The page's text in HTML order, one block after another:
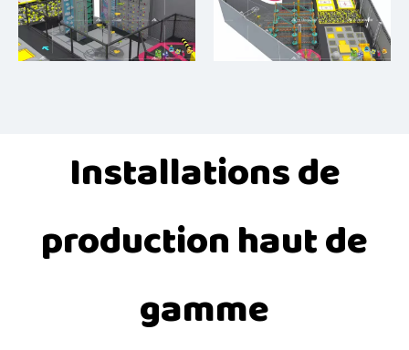
Installations de
production haut de
gamme